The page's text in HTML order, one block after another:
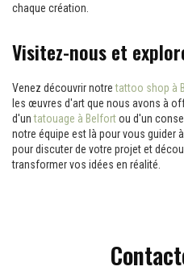
chaque création.
Visitez-nous et
Venez découvrir notretattoo shop à
les œuvres d'art que nous avons à
d'untatouage à Belfortou d'un
notre équipe est là pour vous guider
pour discuter de votre projet et
transformer vos idées en réalité.